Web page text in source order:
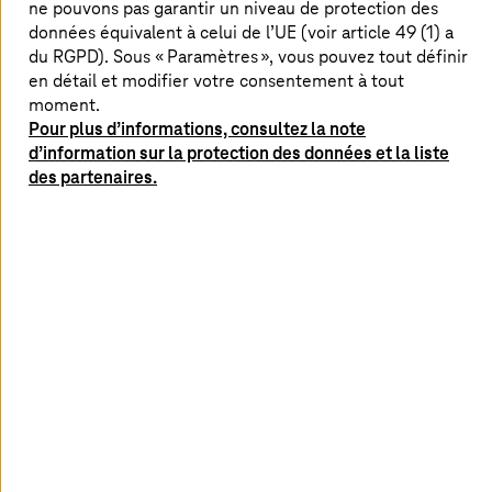
avec plus de succès. T-Systemsfournit une
solution complète regroupant infrastructure
réseau, datacenters, solutions cloud et gestion
des applications, le tout d’un seul tenant.
Une solution tout-en-un : du réseau de
ne pouvons pas garantir un niveau de protection des
données équivalent à celui de l’UE (voir article 49 (1) a
du RGPD). Sous « Paramètres », vous pouvez tout définir
en détail et modifier votre consentement à tout
moment.
Pour plus d’informations, consultez la note
d’information sur la protection des données et la liste
des partenaires.